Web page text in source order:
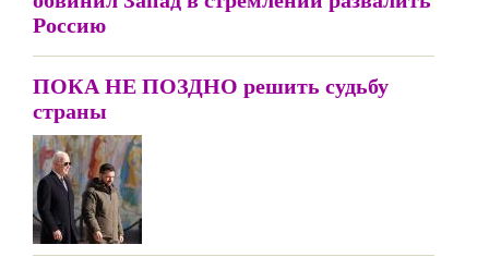
Россию
ПОКА НЕ ПОЗДНО решить судьбу
страны